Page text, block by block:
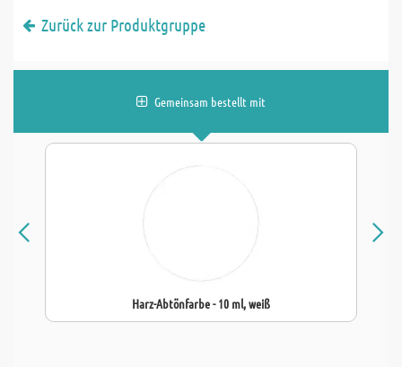
Zurück zur Produktgruppe
Gemeinsam bestellt mit
Harz-Abtönfarbe - 10 ml, weiß